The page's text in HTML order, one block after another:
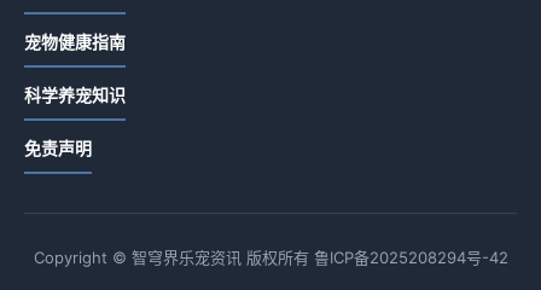
宠物健康指南
科学养宠知识
免责声明
Copyright © 智穹界乐宠资讯 版权所有 鲁ICP备2025208294号-42